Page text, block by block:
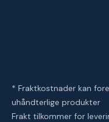
* Fraktkostnader kan
uhåndterlige produkter
Frakt tilkommer for